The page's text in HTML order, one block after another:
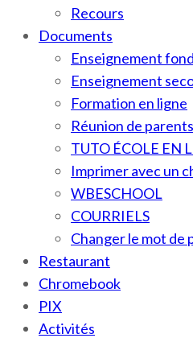
Recours
Documents
Enseignement
Enseignement
Formation en ligne
Réunion de parents
TUTO ÉCOLE EN
Imprimer avec un
WBESCHOOL
COURRIELS
Changer le mot de
Restaurant
Chromebook
PIX
Activités